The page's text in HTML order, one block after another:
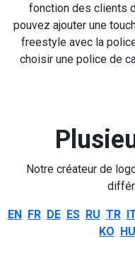
fonction des clients
pouvez ajouter une
freestyle avec la
choisir une police de
Notre créateur de
EN FR DE ES RU TR
KO HU